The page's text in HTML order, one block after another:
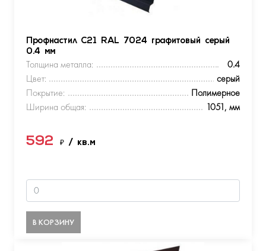
Профнастил С21 RAL 7024 графитовый серый
0.4 мм
Толщина металла:
0.4
Цвет:
серый
Покрытие:
Полимерное
Ширина общая:
1051, мм
592 ₽ / кв.м
В КОРЗИНУ